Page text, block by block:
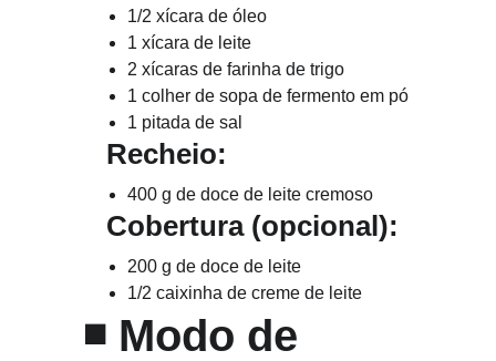
1/2 xícara de óleo
1 xícara de leite
2 xícaras de farinha de trigo
1 colher de sopa de fermento em pó
1 pitada de sal
   Recheio:
400 g de doce de leite cremoso
   Cobertura (opcional):
200 g de doce de leite
1/2 caixinha de creme de leite
◾ Modo de